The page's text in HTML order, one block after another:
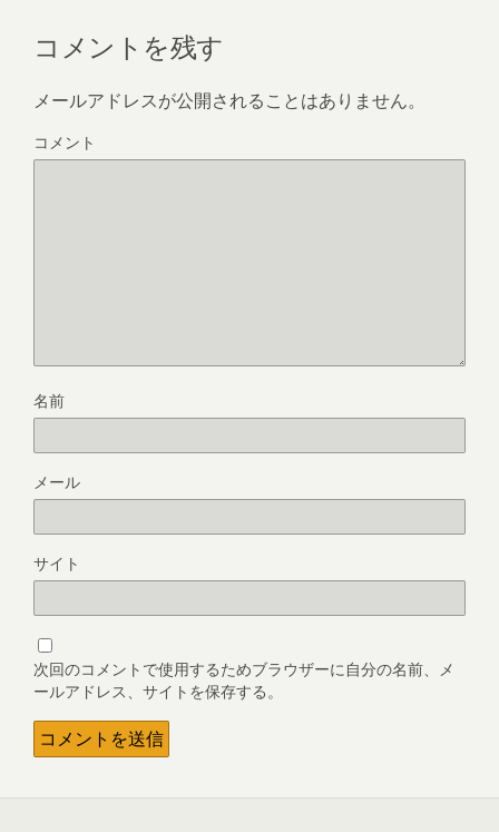
コメントを残す
メールアドレスが公開されることはありません。
コメント
名前
メール
サイト
次回のコメントで使用するためブラウザーに自分の名前、メ
ールアドレス、サイトを保存する。